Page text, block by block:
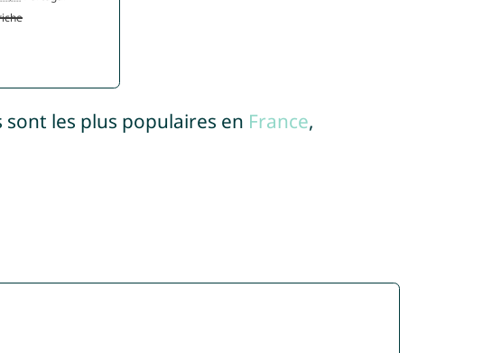
les plus populaires en France,